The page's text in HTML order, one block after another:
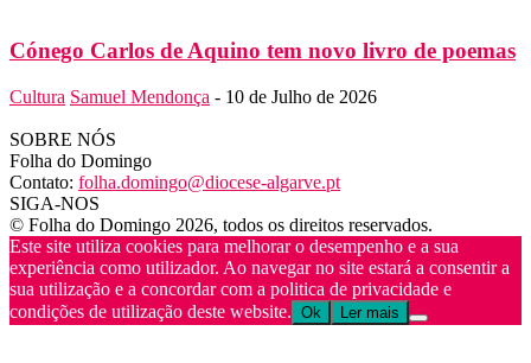
Cónego Carlos de Aquino tem novo livro de poemas
Cultura Samuel Mendonça - 10 de Julho de 2026
SOBRE NÓS
Folha do Domingo
Contato: folha.domingo@diocese-algarve.pt
SIGA-NOS
© Folha do Domingo 2026, todos os direitos reservados.
Este site utiliza cookies para melhorar o desempenho e a sua
experiência como utilizador. Ao navegar no site estará a consentir a
sua utilização e a concordar com a politica de privacidade e
condições de utilização deste website. Ok Ler mais